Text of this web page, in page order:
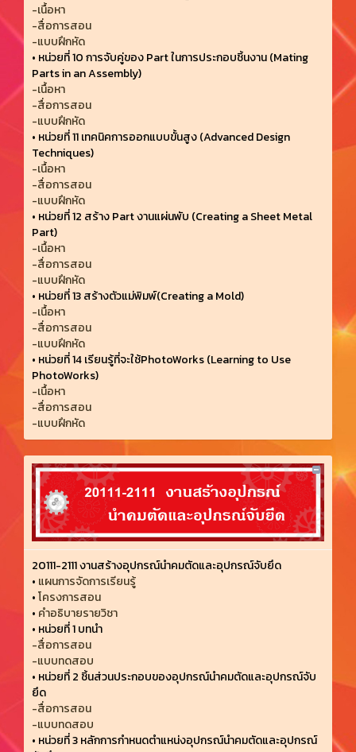
-เนื้อหา
-สื่อการสอน
-แบบฝึกหัด
• หน่วยที่ 10 การจับคู่ของ Part ในการประกอบชิ้นงาน (Mating
Parts in an Assembly)
-เนื้อหา
-สื่อการสอน
-แบบฝึกหัด
• หน่วยที่ 11 เทคนิคการออกแบบขั้นสูง (Advanced Design
Techniques)
-เนื้อหา
-สื่อการสอน
-แบบฝึกหัด
• หน่วยที่ 12 สร้าง Part งานแผ่นพับ (Creating a Sheet Metal
Part)
-เนื้อหา
-สื่อการสอน
-แบบฝึกหัด
• หน่วยที่ 13 สร้างตัวแม่พิมพ์(Creating a Mold)
-เนื้อหา
-สื่อการสอน
-แบบฝึกหัด
• หน่วยที่ 14 เรียนรู้ที่จะใช้PhotoWorks (Learning to Use
PhotoWorks)
-เนื้อหา
-สื่อการสอน
-แบบฝึกหัด
20111-2111 งานสร้างอุปกรณ์นำคมตัดและอุปกรณ์จับยึด
• แผนการจัดการเรียนรู้
•โครงการสอน
• คำอธิบายรายวิชา
• หน่วยที่ 1 บทนำ
-สื่อการสอน
-แบบทดสอบ
• หน่วยที่ 2 ชิ้นส่วนประกอบของอุปกรณ์นำคมตัดและอุปกรณ์จับ
ยึด
-สื่อการสอน
-แบบทดสอบ
• หน่วยที่ 3 หลักการกำหนดตำแหน่งอุปกรณ์นำคมตัดและอุปกรณ์